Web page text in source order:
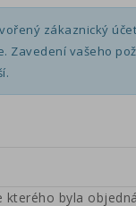
zákaznický
Zavedení vašeho
kterého byla